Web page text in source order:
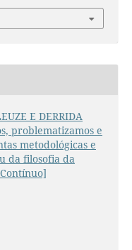
E DERRIDA
problematizamos e
metodológicas e
da filosofia da